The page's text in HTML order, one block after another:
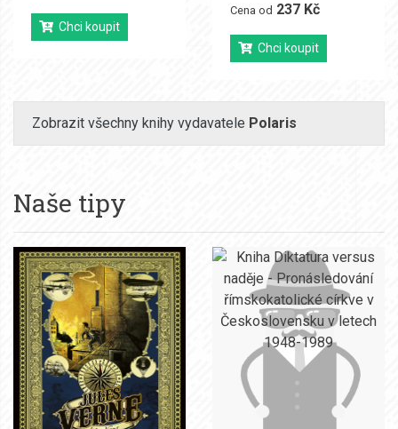
Chci koupit
Cena od 237 Kč
Chci koupit
Zobrazit všechny knihy vydavatele Polaris
Naše tipy